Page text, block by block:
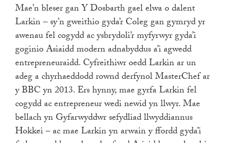
Mae’n bleser gan Y Dosbarth gael elwa o dalent
Larkin – sy’n gweithio gyda’r Coleg gan gymryd yr
awenau fel cogydd ac ysbrydoli’r myfyrwyr gyda’i
goginio Asiaidd modern adnabyddus a’i agwedd
entrepreneuraidd. Cyfreithiwr oedd Larkin ar un
adeg a chyrhaeddodd rownd derfynol MasterChef ar
y BBC yn 2013. Ers hynny, mae gyrfa Larkin fel
cogydd ac entrepreneur wedi newid yn llwyr. Mae
bellach yn Gyfarwyddwr sefydliad llwyddiannus
Hokkei – ac mae Larkin yn arwain y ffordd gyda’i